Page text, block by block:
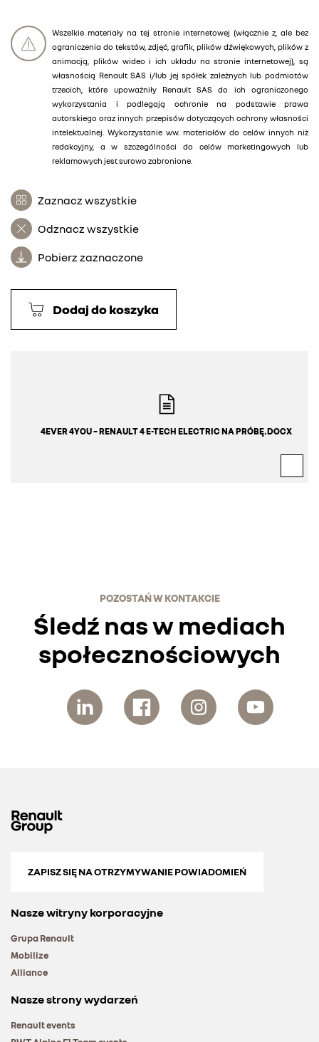
Wszelkie materiały na tej stronie internetowej (włącznie z, ale bez
ograniczenia do tekstów, zdjęć, grafik, plików dźwiękowych, plików z
animacją, plików wideo i ich układu na stronie internetowej), są
własnością Renault SAS i/lub jej spółek zależnych lub podmiotów
trzecich, które upoważniły Renault SAS do ich ograniczonego
wykorzystania i podlegają ochronie na podstawie prawa
autorskiego oraz innych przepisów dotyczących ochrony własności
intelektualnej. Wykorzystanie ww. materiałów do celów innych niż
redakcyjny, a w szczególności do celów marketingowych lub
reklamowych jest surowo zabronione.
Zaznacz wszystkie
Odznacz wszystkie
Pobierz zaznaczone
Dodaj do koszyka
4EVER 4YOU – RENAULT 4 E-TECH ELECTRIC NA PRÓBĘ.DOCX
POZOSTAŃ W KONTAKCIE
Śledź nas w mediach
społecznościowych
ZAPISZ SIĘ NA OTRZYMYWANIE POWIADOMIEŃ
Nasze witryny korporacyjne
Grupa Renault
Mobilize
Alliance
Nasze strony wydarzeń
Renault events